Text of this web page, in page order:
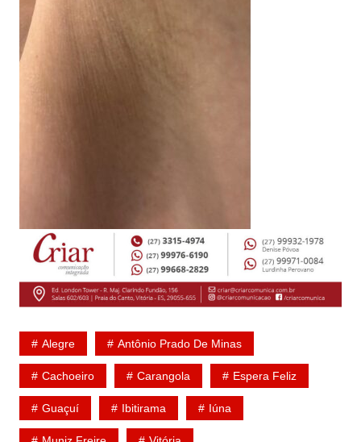
Alegre Antônio Prado De Minas
Cachoeiro Carangola Espera Feliz
Guaçuí Ibitirama Iúna